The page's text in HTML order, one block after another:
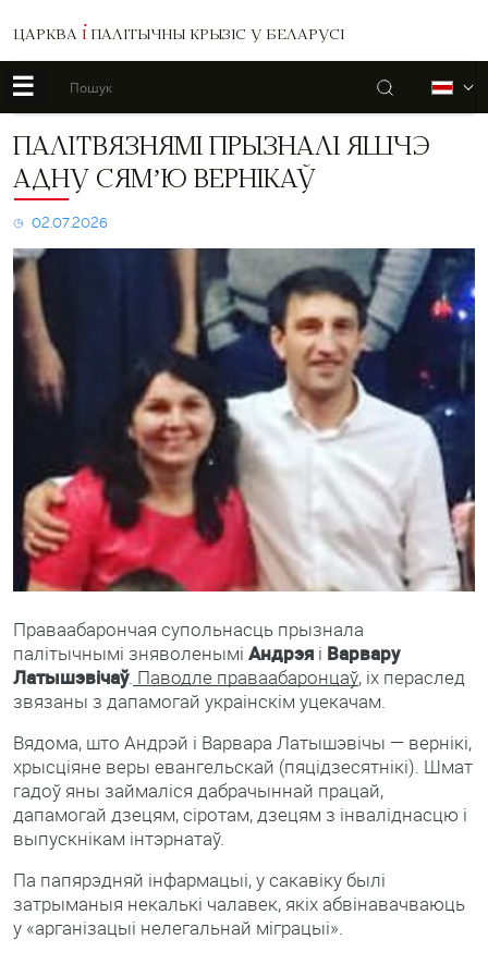
ЦАРКВА І ПАЛІТЫЧНЫ КРЫЗІС У БЕЛАРУСІ
☰ Пошук
Палітвязнямі
прызналі
яшчэ
адну
сям’ю
вернікаў
ПАЛІТВЯЗНЯМІ ПРЫЗНАЛІ ЯШЧЭ
АДНУ СЯМ’Ю ВЕРНІКАЎ
02.07.2026
Праваабарончая супольнасць прызнала
палітычнымі зняволенымі Андрэя і Варвару
Латышэвічаў. Паводле праваабаронцаў, іх пераслед
звязаны з дапамогай украінскім уцекачам.
Вядома, што Андрэй і Варвара Латышэвічы — вернікі,
хрысціяне веры евангельскай (пяцідзесятнікі). Шмат
гадоў яны займаліся дабрачыннай працай,
дапамогай дзецям, сіротам, дзецям з інваліднасцю і
выпускнікам інтэрнатаў.
Па папярэдняй інфармацыі, у сакавіку былі
затрыманыя некалькі чалавек, якіх абвінавачваюць
у «арганізацыі нелегальнай міграцыі».